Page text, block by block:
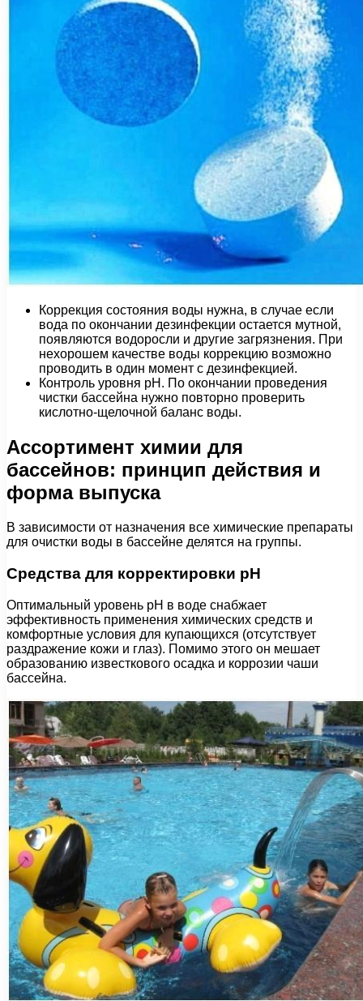
Коррекция состояния воды нужна, в случае если
вода по окончании дезинфекции остается мутной,
появляются водоросли и другие загрязнения. При
нехорошем качестве воды коррекцию возможно
проводить в один момент с дезинфекцией.
Контроль уровня рН. По окончании проведения
чистки бассейна нужно повторно проверить
кислотно-щелочной баланс воды.
Ассортимент химии для
бассейнов: принцип действия и
форма выпуска
В зависимости от назначения все химические препараты
для очистки воды в бассейне делятся на группы.
Средства для корректировки рН
Оптимальный уровень рН в воде снабжает
эффективность применения химических средств и
комфортные условия для купающихся (отсутствует
раздражение кожи и глаз). Помимо этого он мешает
образованию известкового осадка и коррозии чаши
бассейна.